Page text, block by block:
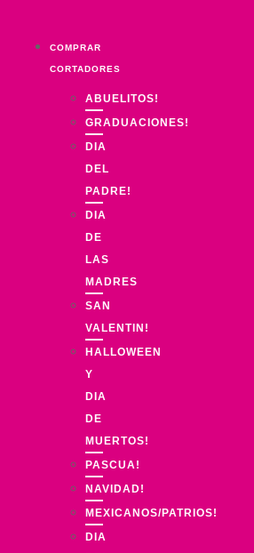
contenidoCOMPRAR
CORTADORES
ABUELITOS!
GRADUACIONES!
DIA
DEL
PADRE!
DIA
DE
LAS
MADRES
SAN
VALENTIN!
HALLOWEEN
Y
DIA
DE
MUERTOS!
PASCUA!
NAVIDAD!
MEXICANOS/PATRIOS!
DIA